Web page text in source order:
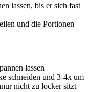
lassen, bis er sich fast
und die Portionen
lassen
schneiden und 3-4x um
nicht zu locker sitzt